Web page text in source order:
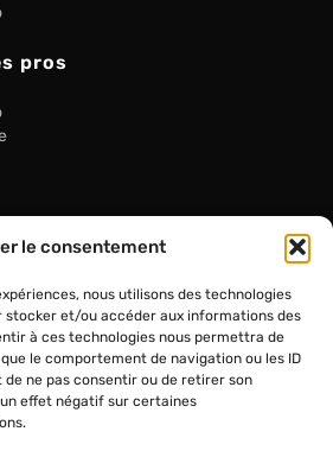
le consentement
nous utilisons des technologies
stocker et/ou accéder aux informations des
à ces technologies nous permettra de
le comportement de navigation ou les ID
ne pas consentir ou de retirer son
effet négatif sur certaines
pros
connectées
Travailleur Isolé
sécurisées
– My audit